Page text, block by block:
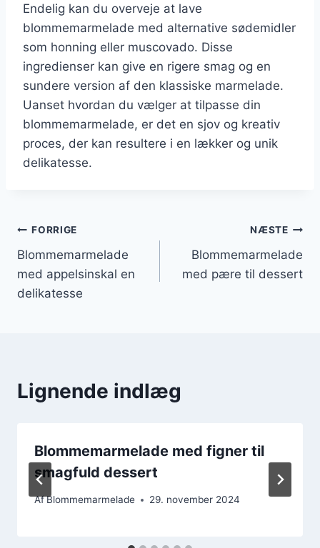
Endelig kan du overveje at lave
blommemarmelade med alternative sødemidler
som honning eller muscovado. Disse
ingredienser kan give en rigere smag og en
sundere version af den klassiske marmelade.
Uanset hvordan du vælger at tilpasse din
blommemarmelade, er det en sjov og kreativ
proces, der kan resultere i en lækker og unik
delikatesse.
Indlægsnavigation
FORRIGE
Blommemarmelade
med appelsinskal en
delikatesse
NÆSTE
Blommemarmelade
med pære til dessert
Lignende indlæg
Blommemarmelade med figner til
smagfuld dessert
AfBlommemarmelade 29. november 2024